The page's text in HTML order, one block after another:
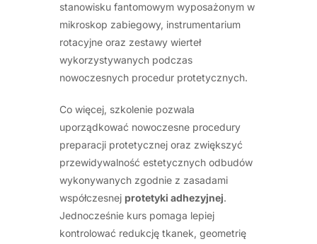
stanowisku fantomowym wyposażonym w
mikroskop zabiegowy, instrumentarium
rotacyjne oraz zestawy wierteł
wykorzystywanych podczas
nowoczesnych procedur protetycznych.
Co więcej, szkolenie pozwala
uporządkować nowoczesne procedury
preparacji protetycznej oraz zwiększyć
przewidywalność estetycznych odbudów
wykonywanych zgodnie z zasadami
współczesnej protetyki adhezyjnej.
Jednocześnie kurs pomaga lepiej
kontrolować redukcję tkanek, geometrię